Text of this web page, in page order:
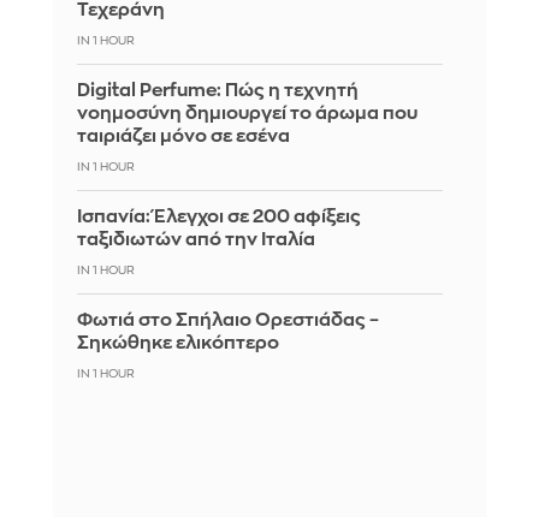
Τεχεράνη
IN 1 HOUR
Digital Perfume: Πώς η τεχνητή
νοημοσύνη δημιουργεί το άρωμα που
ταιριάζει μόνο σε εσένα
IN 1 HOUR
Ισπανία: Έλεγχοι σε 200 αφίξεις
ταξιδιωτών από την Ιταλία
IN 1 HOUR
Φωτιά στο Σπήλαιο Ορεστιάδας –
Σηκώθηκε ελικόπτερο
IN 1 HOUR